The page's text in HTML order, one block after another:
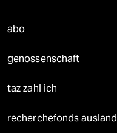
abo
genossenschaft
taz zahl ich
recherchefonds ausland